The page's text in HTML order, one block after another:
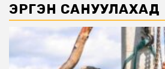
ЭРГЭН САНУУЛАХАД